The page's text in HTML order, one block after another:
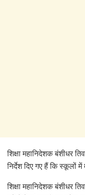
शिक्षा महानिदेशक बंशीधर
निर्देश दिए गए हैं कि स्कूलों में
शिक्षा महानिदेशक बंशीधर